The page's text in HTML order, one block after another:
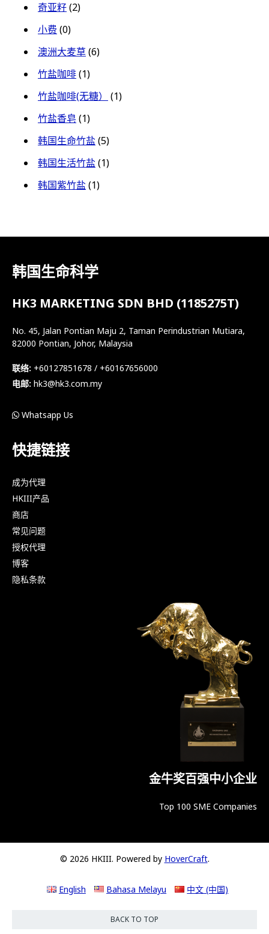
奇亚籽(2)
小费 (0)
澳洲大麦草(6)
竹盐咖啡(1)
竹盐咖啡(无糖）
(1)
竹盐香皂 (1)
韩国生命竹盐(5)
韩国生活竹盐(1)
韩国紫竹盐(1)
韩国生命科学
HK3 MARKETING SDN BHD (1185275T)
No. 45, Jalan Pontian Maju 2, Taman Perindustrian Mutiara,
82000 Pontian, Johor, Malaysia
联络: +60127851678 / +60167656000
电邮: hk3@hk3.com.my
Whatsapp Us
快捷链接
成为代理
HKIII产品
商店
常见问题
授权代理
博客
隐私条款
金牛奖百强中小企业
Top 100 SME Companies
© 2026 HKIII. Powered by HoverCraft.
English Bahasa Melayu 中文 (中国)
BACK TO TOP